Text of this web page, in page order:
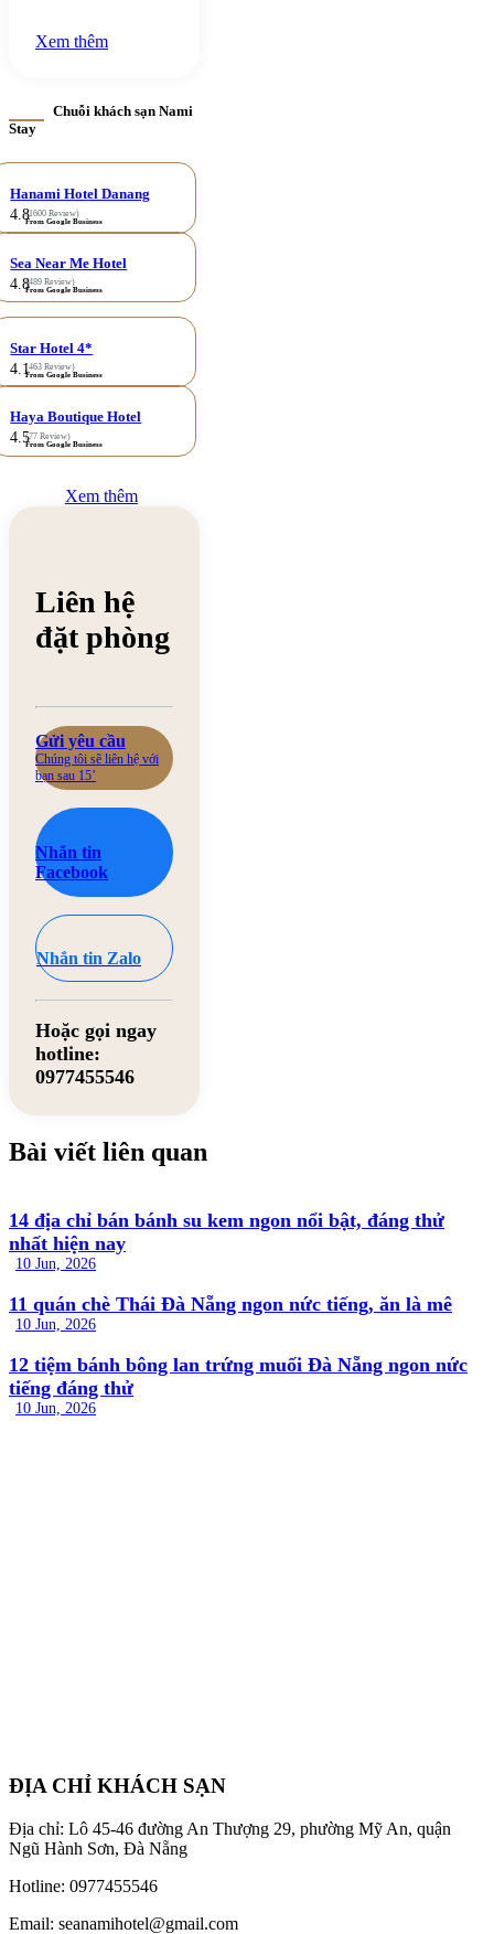
Xem thêm
Chuỗi khách sạn Nami
Stay
Hanami Hotel Danang
4.8(1600 Review)
From Google Business
Sea Near Me Hotel
4.8(489 Review)
From Google Business
Star Hotel 4*
4.1(463 Review)
From Google Business
Haya Boutique Hotel
4.5(77 Review)
From Google Business
Xem thêm
Liên hệ
đặt phòng
Gửi yêu cầu
Chúng tôi sẽ liên hệ với
bạn sau 15’
Nhắn tin
Facebook
Nhắn tin Zalo
Hoặc gọi ngay
hotline:
0977455546
Bài viết liên quan
14 địa chỉ bán bánh su kem ngon nổi bật, đáng thử
nhất hiện nay
10 Jun, 2026
11 quán chè Thái Đà Nẵng ngon nức tiếng, ăn là mê
10 Jun, 2026
12 tiệm bánh bông lan trứng muối Đà Nẵng ngon nức
tiếng đáng thử
10 Jun, 2026
ĐỊA CHỈ KHÁCH SẠN
Địa chỉ: Lô 45-46 đường An Thượng 29, phường Mỹ An, quận
Ngũ Hành Sơn, Đà Nẵng
Hotline: 0977455546
Email: seanamihotel@gmail.com